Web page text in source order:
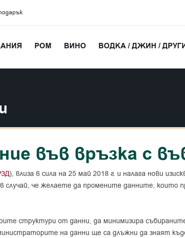
РОМ ВИНО ВОДКА / ДЖИН /
във връзка с
), влиза в сила на 25 май 2018 г. и налага нови
случай, че желаете да промените данните, които
структури от данни, да минимизира
на данни ще са длъжни да знаят